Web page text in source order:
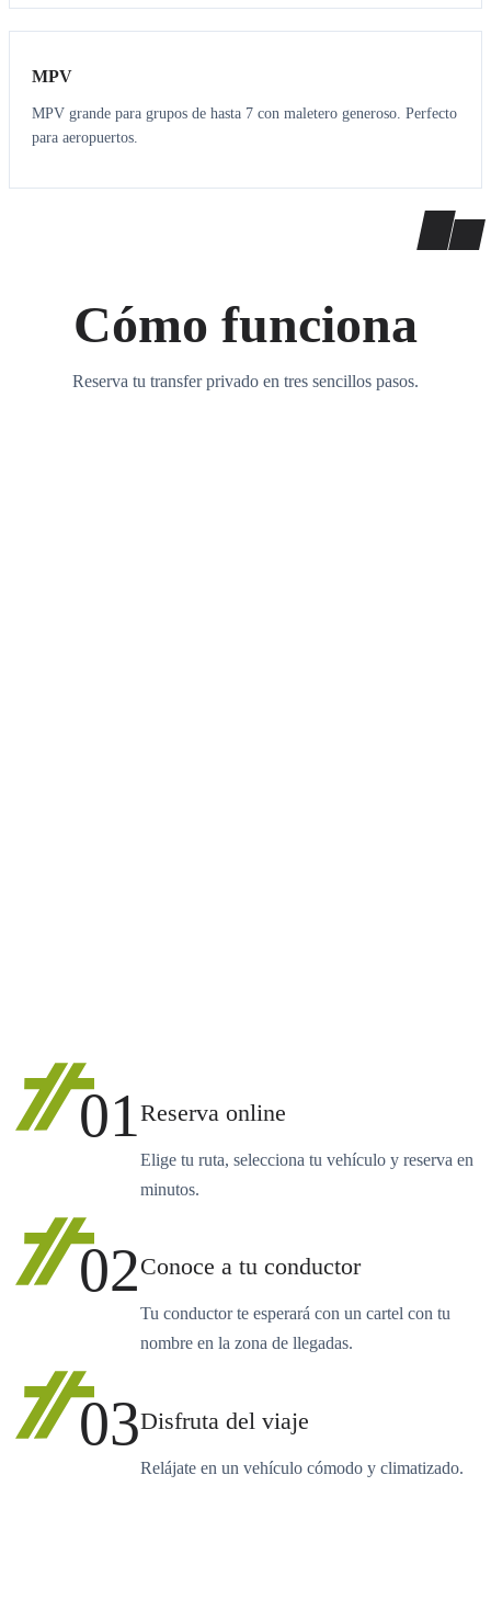
7 7
MPV
MPV grande para grupos de hasta 7 con maletero generoso. Perfecto
para aeropuertos.
Cómo funciona
Reserva tu transfer privado en tres sencillos pasos.
01Reserva online
Elige tu ruta, selecciona tu vehículo y reserva en
minutos.
02Conoce a tu conductor
Tu conductor te esperará con un cartel con tu
nombre en la zona de llegadas.
03Disfruta del viaje
Relájate en un vehículo cómodo y climatizado.